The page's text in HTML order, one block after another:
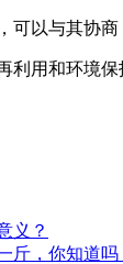
可以与其协
利用和环境
义？
斤，你知道吗